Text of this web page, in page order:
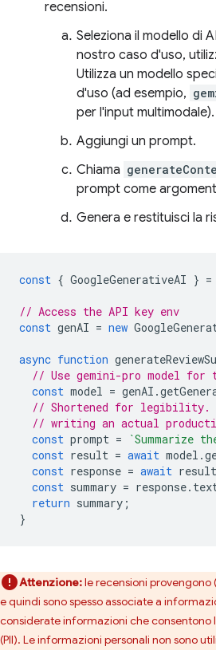
recensioni.
Seleziona il modello di
nostro caso d'uso,
Utilizza un modello
d'uso (ad esempio,
per l'input multimodale).
Aggiungi un prompt.
Chiama
prompt come
Genera e restituisci la
const { GoogleGenerativeAI } =
// Access the API key env
const genAI = new
async function
// Use gemini-pro model for
const model = genAI .
// Shortened for legibility.
// writing an actual
const prompt =
`Summarize
const result = await model .
const response = await result
const summary = response.
return summary ;
}
Attenzione:le recensioni provengono
e quindi sono spesso associate a
considerate informazioni che consentono
(PII). Le informazioni personali non sono